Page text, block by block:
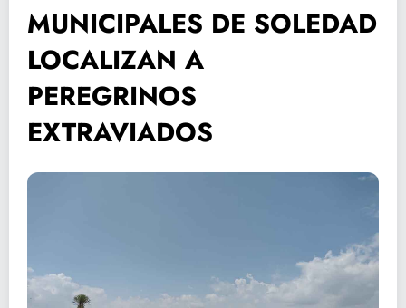
MUNICIPALES DE SOLEDAD
LOCALIZAN A
PEREGRINOS
EXTRAVIADOS